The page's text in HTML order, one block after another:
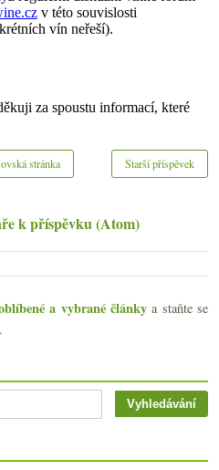
Starší příspěvek
stránka
k příspěvku (Atom)
a vybrané články a staňte se
.